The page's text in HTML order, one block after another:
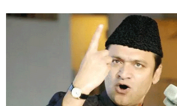
मु
झ
प
र
फि
र
से
गो
लि